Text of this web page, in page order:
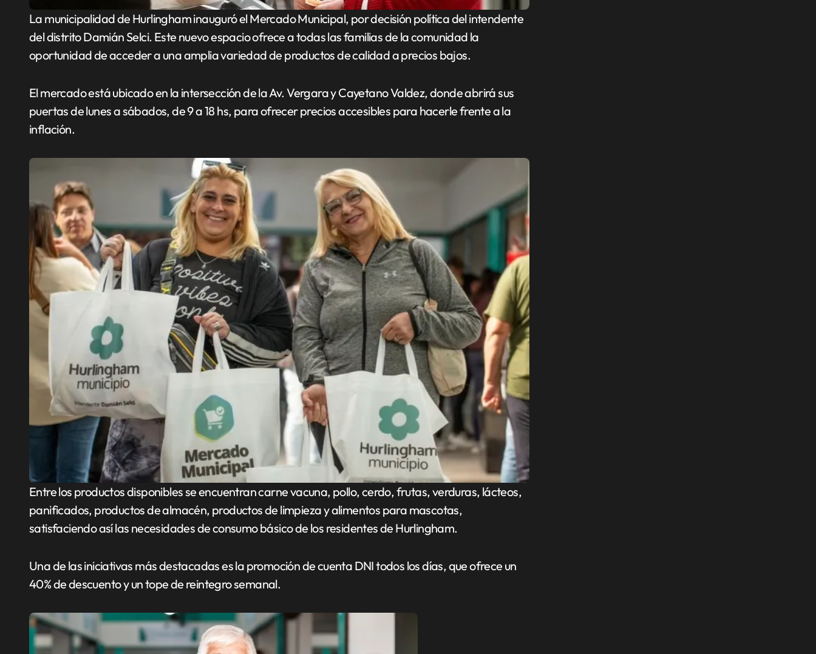
La municipalidad de Hurlingham inauguró el Mercado Municipal, por decisión política del intendente
del distrito Damián Selci. Este nuevo espacio ofrece a todas las familias de la comunidad la
oportunidad de acceder a una amplia variedad de productos de calidad a precios bajos.
El mercado está ubicado en la intersección de la Av. Vergara y Cayetano Valdez, donde abrirá sus
puertas de lunes a sábados, de 9 a 18 hs, para ofrecer precios accesibles para hacerle frente a la
inflación.
Entre los productos disponibles se encuentran carne vacuna, pollo, cerdo, frutas, verduras, lácteos,
panificados, productos de almacén, productos de limpieza y alimentos para mascotas,
satisfaciendo así las necesidades de consumo básico de los residentes de Hurlingham.
Una de las iniciativas más destacadas es la promoción de cuenta DNI todos los días, que ofrece un
40% de descuento y un tope de reintegro semanal.